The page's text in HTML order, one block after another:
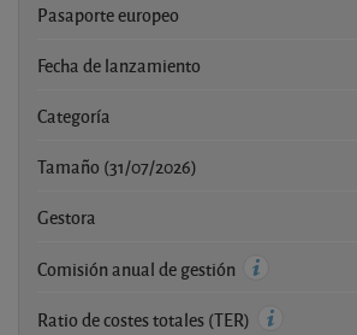
Pasaporte europeo
Fecha de lanzamiento
Categoría
Tamaño (31/07/2026)
Gestora
Comisión anual de gestión
Ratio de costes totales (TER)